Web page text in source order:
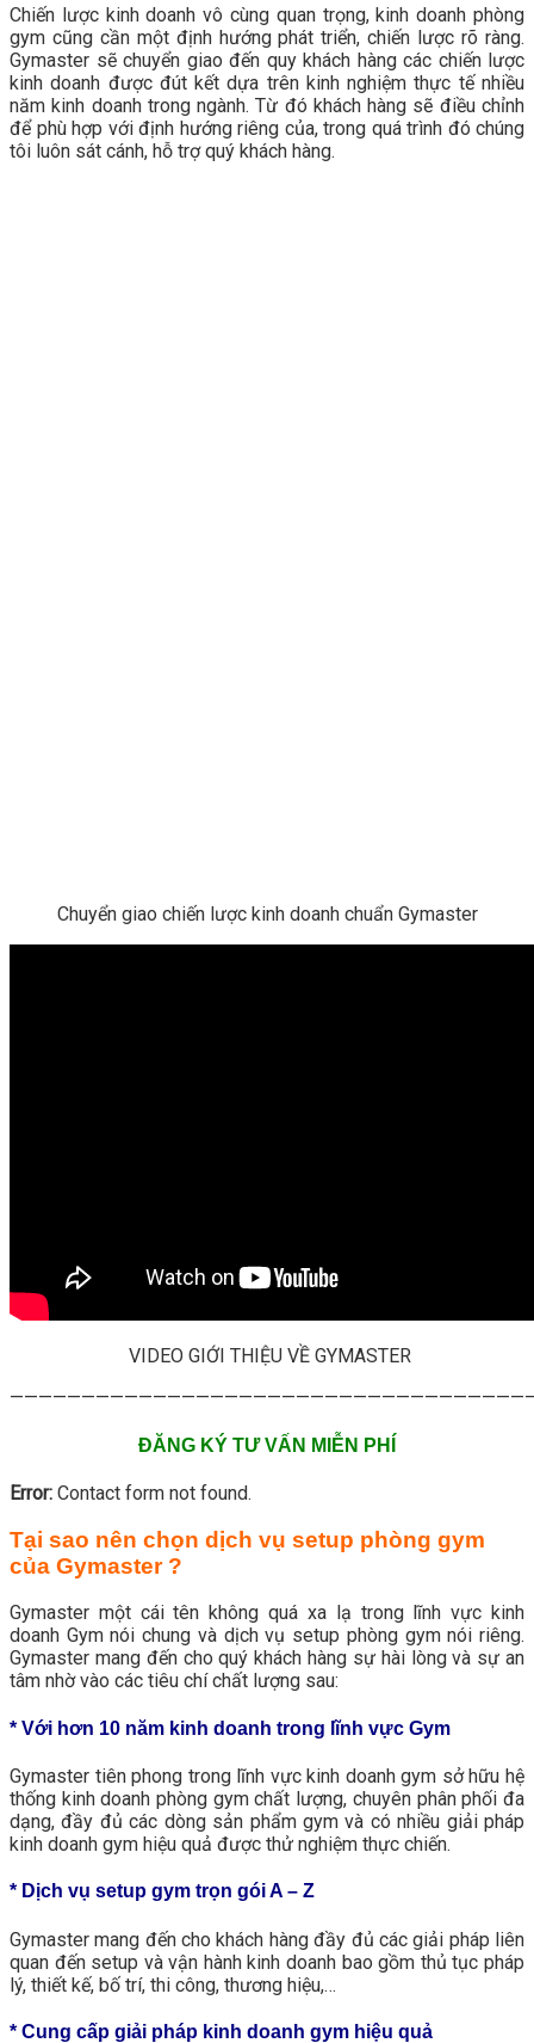
Chiến lược kinh doanh vô cùng quan trọng, kinh doanh phòng
gym cũng cần một định hướng phát triển, chiến lược rõ ràng.
Gymaster sẽ chuyển giao đến quy khách hàng các chiến lược
kinh doanh được đút kết dựa trên kinh nghiệm thực tế nhiều
năm kinh doanh trong ngành. Từ đó khách hàng sẽ điều chỉnh
để phù hợp với định hướng riêng của, trong quá trình đó chúng
tôi luôn sát cánh, hỗ trợ quý khách hàng.
Chuyển giao chiến lược kinh doanh chuẩn Gymaster
VIDEO GIỚI THIỆU VỀ GYMASTER
ĐĂNG KÝ TƯ VẤN MIỄN PHÍ
Error: Contact form not found.
Tại sao nên chọn dịch vụ setup phòng gym
của Gymaster ?
Gymaster một cái tên không quá xa lạ trong lĩnh vực kinh
doanh Gym nói chung và dịch vụ setup phòng gym nói riêng.
Gymaster mang đến cho quý khách hàng sự hài lòng và sự an
tâm nhờ vào các tiêu chí chất lượng sau:
* Với hơn 10 năm kinh doanh trong lĩnh vực Gym
Gymaster tiên phong trong lĩnh vực kinh doanh gym sở hữu hệ
thống kinh doanh phòng gym chất lượng, chuyên phân phối đa
dạng, đầy đủ các dòng sản phẩm gym và có nhiều giải pháp
kinh doanh gym hiệu quả được thử nghiệm thực chiến.
* Dịch vụ setup gym trọn gói A – Z
Gymaster mang đến cho khách hàng đầy đủ các giải pháp liên
quan đến setup và vận hành kinh doanh bao gồm thủ tục pháp
lý, thiết kế, bố trí, thi công, thương hiệu,…
* Cung cấp giải pháp kinh doanh gym hiệu quả